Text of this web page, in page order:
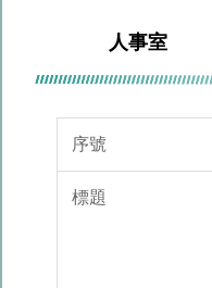
人事室